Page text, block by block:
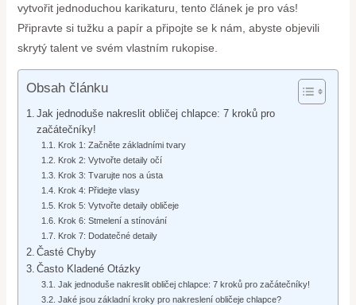
vytvořit jednoduchou karikaturu, tento článek je pro vás!
Připravte si tužku a papír a připojte se k nám, abyste objevili
skrytý talent ve svém vlastním rukopise.
Obsah článku
Jak jednoduše nakreslit obličej chlapce: 7 kroků pro
začátečníky!
Krok 1: Začněte základními tvary
Krok 2: Vytvořte detaily očí
Krok 3: Tvarujte nos a ústa
Krok 4: Přidejte vlasy
Krok 5: Vytvořte detaily obličeje
Krok 6: Stmelení a stínování
Krok 7: Dodatečné detaily
Časté Chyby
Často Kladené Otázky
Jak jednoduše nakreslit obličej chlapce: 7 kroků pro začátečníky!
Jaké jsou základní kroky pro nakreslení obličeje chlapce?